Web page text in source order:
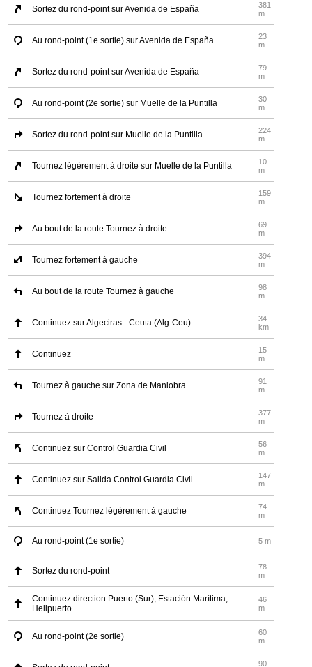
Sortez du rond-point sur Avenida de España
381
m
Au rond-point (1e sortie) sur Avenida de España
23
m
Sortez du rond-point sur Avenida de España
79
m
Au rond-point (2e sortie) sur Muelle de la Puntilla
30
m
Sortez du rond-point sur Muelle de la Puntilla
224
m
Tournez légèrement à droite sur Muelle de la Puntilla
10
m
Tournez fortement à droite
159
m
Au bout de la route Tournez à droite
69
m
Tournez fortement à gauche
394
m
Au bout de la route Tournez à gauche
98
m
Continuez sur Algeciras - Ceuta (Alg-Ceu)
34
km
Continuez
15
m
Tournez à gauche sur Zona de Maniobra
91
m
Tournez à droite
377
m
Continuez sur Control Guardia Civil
56
m
Continuez sur Salida Control Guardia Civil
147
m
Continuez Tournez légèrement à gauche
74
m
Au rond-point (1e sortie) 5 m
Sortez du rond-point
78
m
Continuez direction Puerto (Sur), Estación Marítima,
Helipuerto
46
m
Au rond-point (2e sortie)
60
m
90